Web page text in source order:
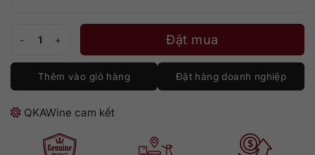
Saint Estephe de Calon Segur [Château Calon -Ségur] số lượng
Đặt mua
Thêm vào giỏ hàng Đặt hàng doanh nghiệp
QKAWine cam kết